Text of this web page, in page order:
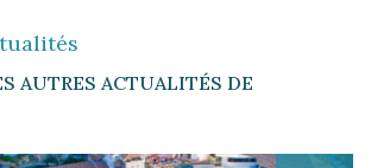
AUTRES ACTUALITÉS DE